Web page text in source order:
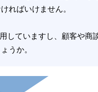
ればいけません。
していますし、顧客や商
うか。